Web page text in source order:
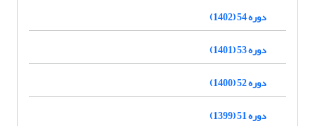
دوره 54 (1402)
دوره 53 (1401)
دوره 52 (1400)
دوره 51 (1399)